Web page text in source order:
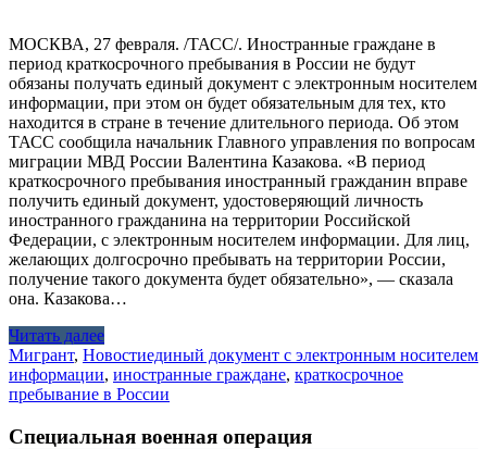
МОСКВА, 27 февраля. /ТАСС/. Иностранные граждане в
период краткосрочного пребывания в России не будут
обязаны получать единый документ с электронным носителем
информации, при этом он будет обязательным для тех, кто
находится в стране в течение длительного периода. Об этом
ТАСС сообщила начальник Главного управления по вопросам
миграции МВД России Валентина Казакова. «В период
краткосрочного пребывания иностранный гражданин вправе
получить единый документ, удостоверяющий личность
иностранного гражданина на территории Российской
Федерации, с электронным носителем информации. Для лиц,
желающих долгосрочно пребывать на территории России,
получение такого документа будет обязательно», — сказала
она. Казакова…
Читать далее
Мигрант, Новостиединый документ с электронным носителем
информации, иностранные граждане, краткосрочное
пребывание в России
Специальная военная операция